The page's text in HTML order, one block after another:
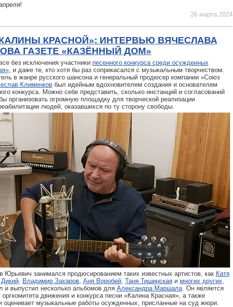
26 марта 2024
КРАСНОЙ»: ИНТЕРВЬЮ ВЯЧЕСЛАВА
ГАЗЕТЕ «КАЗЁННЫЙ ДОМ»
без исключения участники песенного конкурса среди осужденных
, и даже те, кто хотя бы раз соприкасался с музыкальным творчеством.
в жанре русского шансона и генеральный продюсер компании «Союз
Клименковбыл идейным вдохновителем создания и основателем
конкурса. Можно себе представить, сколько инстанций и согласований
организовать огромную площадку для творческой реализации
людей, оказавшихся по ту сторону свободы.
Юрьевич занимался продюсированием таких известных артистов, как Катя
, Владимир Захаров, Аня Воробей, Таня Тишинскаяи многих других
и выпустил несколько альбомов для Александра Маршала. Он является
движения и конкурса песни «Калина Красная», а также
оценивает музыкальные работы осужденных, присланные на суд жюри.